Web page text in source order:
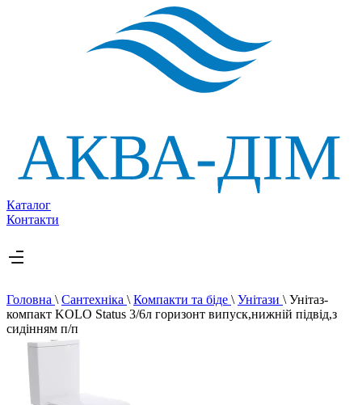
Каталог
Контакти
Головна \ Сантехніка \ Компакти та біде \ Унітази \ Унітаз-
компакт KOLO Status 3/6л горизонт випуск,нижній підвід,з
сидінням п/п